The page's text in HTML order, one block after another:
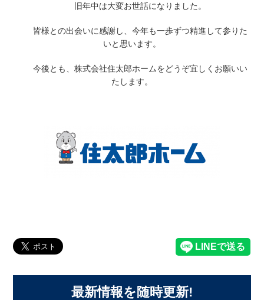
旧年中は大変お世話になりました。
皆様との出会いに感謝し、今年も一歩ずつ精進して参りた
いと思います。
今後とも、株式会社住太郎ホームをどうぞ宜しくお願いい
たします。
最新情報を随時更新!